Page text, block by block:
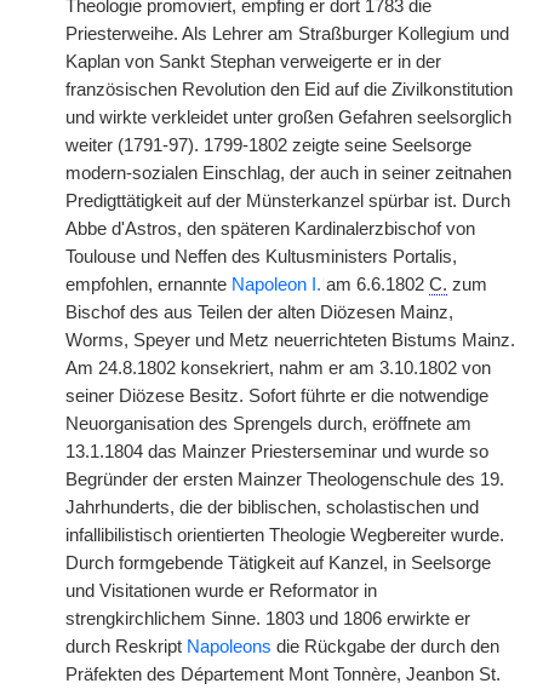
Theologie promoviert, empfing er dort 1783 die
Priesterweihe. Als Lehrer am Straßburger Kollegium und
Kaplan von Sankt Stephan verweigerte er in der
französischen Revolution den Eid auf die Zivilkonstitution
und wirkte verkleidet unter großen Gefahren seelsorglich
weiter (1791-97). 1799-1802 zeigte seine Seelsorge
modern-sozialen Einschlag, der auch in seiner zeitnahen
Predigttätigkeit auf der Münsterkanzel spürbar ist. Durch
Abbe d'Astros, den späteren Kardinalerzbischof von
Toulouse und Neffen des Kultusministers Portalis,
empfohlen, ernannte Napoleon I. am 6.6.1802 C. zum
Bischof des aus Teilen der alten Diözesen Mainz,
Worms, Speyer und Metz neuerrichteten Bistums Mainz.
Am 24.8.1802 konsekriert, nahm er am 3.10.1802 von
seiner Diözese Besitz. Sofort führte er die notwendige
Neuorganisation des Sprengels durch, eröffnete am
13.1.1804 das Mainzer Priesterseminar und wurde so
Begründer der ersten Mainzer Theologenschule des 19.
Jahrhunderts, die der biblischen, scholastischen und
infallibilistisch orientierten Theologie Wegbereiter wurde.
Durch formgebende Tätigkeit auf Kanzel, in Seelsorge
und Visitationen wurde er Reformator in
strengkirchlichem Sinne. 1803 und 1806 erwirkte er
durch Reskript Napoleons die Rückgabe der durch den
Präfekten des Département Mont Tonnère, Jeanbon St.